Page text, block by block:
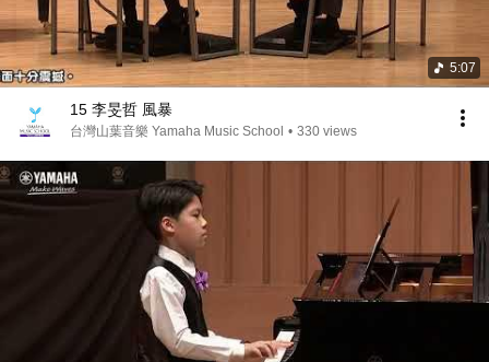
5:07
15 李旻哲 風暴
台灣山葉音樂 Yamaha Music School • 330 views